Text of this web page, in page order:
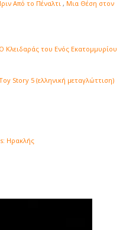
Από το Πέναλτι , Μια Θέση στον
Ο Κλειδαράς του Ενός Εκατομμυρίου
Story 5 (ελληνική μεταγλώττιση)
Ηρακλής